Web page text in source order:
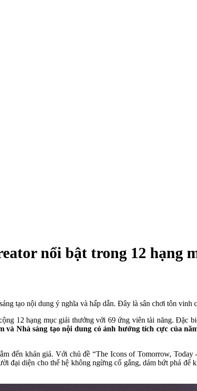
nổi bật trong 12 hạng
tạo nội dung ý nghĩa và hấp dẫn. Đây là sân chơi tôn vinh
12 hạng mục giải thưởng với 69 ứng viên tài năng. Đặc
và Nhà sáng tạo nội dung có ảnh hưởng tích cực của
đến khán giả. Với chủ đề “The Icons of Tomorrow,
đại diện cho thế hệ không ngừng cố gắng, dám bứt phá